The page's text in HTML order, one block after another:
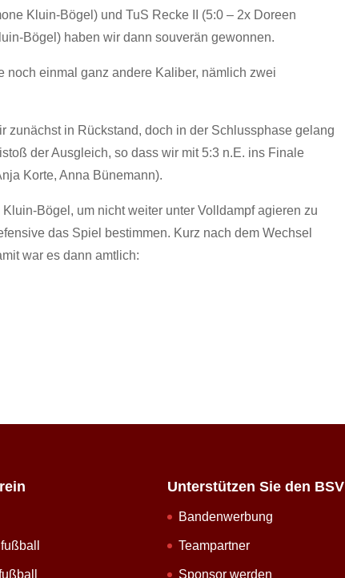
Kluin-Bögel) und TuS Recke II (5:0 – 2x Doreen
Bögel) haben wir dann souverän gewonnen.
noch einmal ganz andere Kaliber, nämlich zwei
zunächst in Rückstand, doch in der Schlussphase gelang
der Ausgleich, so dass wir mit 5:3 n.E. ins Finale
Korte, Anna Bünemann).
Bögel, um nicht weiter unter Volldampf agieren zu
das Spiel bestimmen. Kurz nach dem Wechsel
war es dann amtlich:
Unterstützen Sie den BSV
Bandenwerbung
Teampartner
Sponsor werden